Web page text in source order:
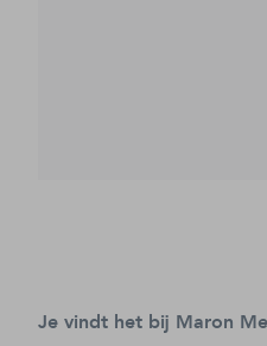
Je vindt het bij Maron